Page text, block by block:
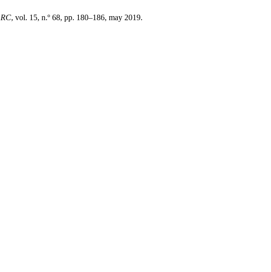
RC, vol. 15, n.º 68, pp. 180–186, may 2019.